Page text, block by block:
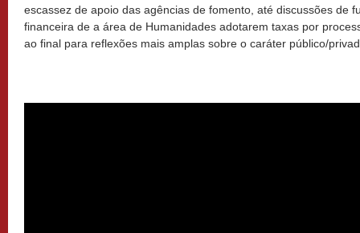
escassez de apoio das agências de fomento, até discussões de
financeira de a área de Humanidades adotarem taxas por
ao final para reflexões mais amplas sobre o caráter público/